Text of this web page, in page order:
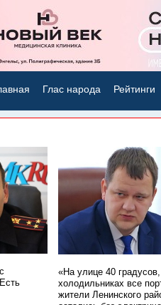
Глас народа Рейтинги
«На улице 40
холодильниках все
жители Ленинского